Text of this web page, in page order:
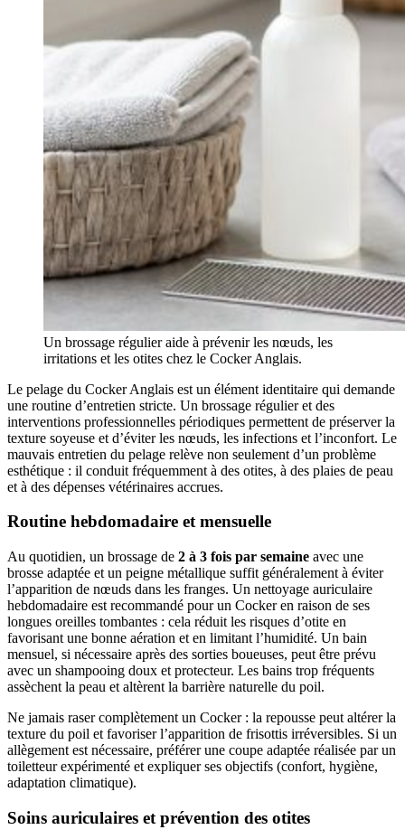
Un brossage régulier aide à prévenir les nœuds, les
irritations et les otites chez le Cocker Anglais.
Le pelage du Cocker Anglais est un élément identitaire qui demande
une routine d’entretien stricte. Un brossage régulier et des
interventions professionnelles périodiques permettent de préserver la
texture soyeuse et d’éviter les nœuds, les infections et l’inconfort. Le
mauvais entretien du pelage relève non seulement d’un problème
esthétique : il conduit fréquemment à des otites, à des plaies de peau
et à des dépenses vétérinaires accrues.
Routine hebdomadaire et mensuelle
Au quotidien, un brossage de 2 à 3 fois par semaine avec une
brosse adaptée et un peigne métallique suffit généralement à éviter
l’apparition de nœuds dans les franges. Un nettoyage auriculaire
hebdomadaire est recommandé pour un Cocker en raison de ses
longues oreilles tombantes : cela réduit les risques d’otite en
favorisant une bonne aération et en limitant l’humidité. Un bain
mensuel, si nécessaire après des sorties boueuses, peut être prévu
avec un shampooing doux et protecteur. Les bains trop fréquents
assèchent la peau et altèrent la barrière naturelle du poil.
Ne jamais raser complètement un Cocker : la repousse peut altérer la
texture du poil et favoriser l’apparition de frisottis irréversibles. Si un
allègement est nécessaire, préférer une coupe adaptée réalisée par un
toiletteur expérimenté et expliquer ses objectifs (confort, hygiène,
adaptation climatique).
Soins auriculaires et prévention des otites